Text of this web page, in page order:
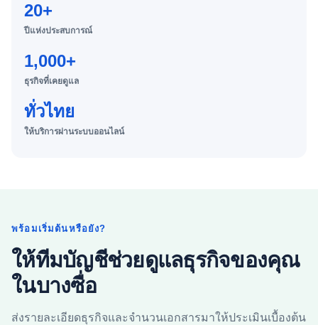
20+
ปีแห่งประสบการณ์
1,000+
ธุรกิจที่เคยดูแล
ทั่วไทย
ให้บริการผ่านระบบออนไลน์
พร้อมเริ่มต้นหรือยัง?
ให้ทีมบัญชีช่วยดูแลธุรกิจของคุณ
ในบางซื่อ
ส่งรายละเอียดธุรกิจและจำนวนเอกสารมาให้ประเมินเบื้องต้น